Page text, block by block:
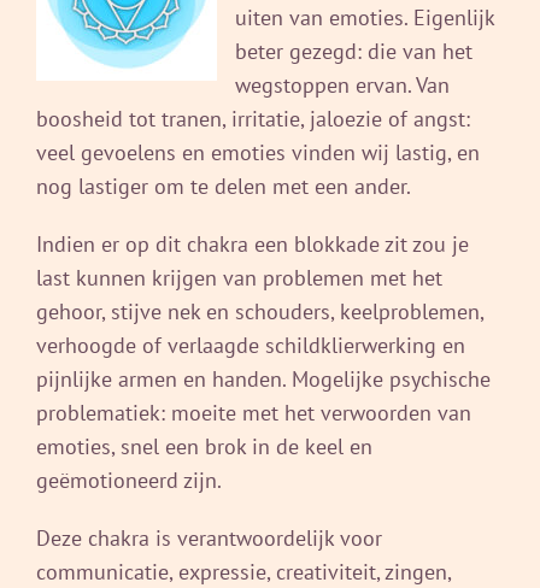
uiten van emoties. Eigenlijk
beter gezegd: die van het
wegstoppen ervan. Van
boosheid tot tranen, irritatie, jaloezie of angst:
veel gevoelens en emoties vinden wij lastig, en
nog lastiger om te delen met een ander.
Indien er op dit chakra een blokkade zit zou je
last kunnen krijgen van problemen met het
gehoor, stijve nek en schouders, keelproblemen,
verhoogde of verlaagde schildklierwerking en
pijnlijke armen en handen. Mogelijke psychische
problematiek: moeite met het verwoorden van
emoties, snel een brok in de keel en
geëmotioneerd zijn.
Deze chakra is verantwoordelijk voor
communicatie, expressie, creativiteit, zingen,